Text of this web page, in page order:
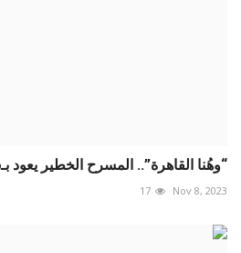
“وهُنا القاهرة”.. المسرح الخطير يعود بـ6 لوحات فنية في ...
Nov 8, 2023
17